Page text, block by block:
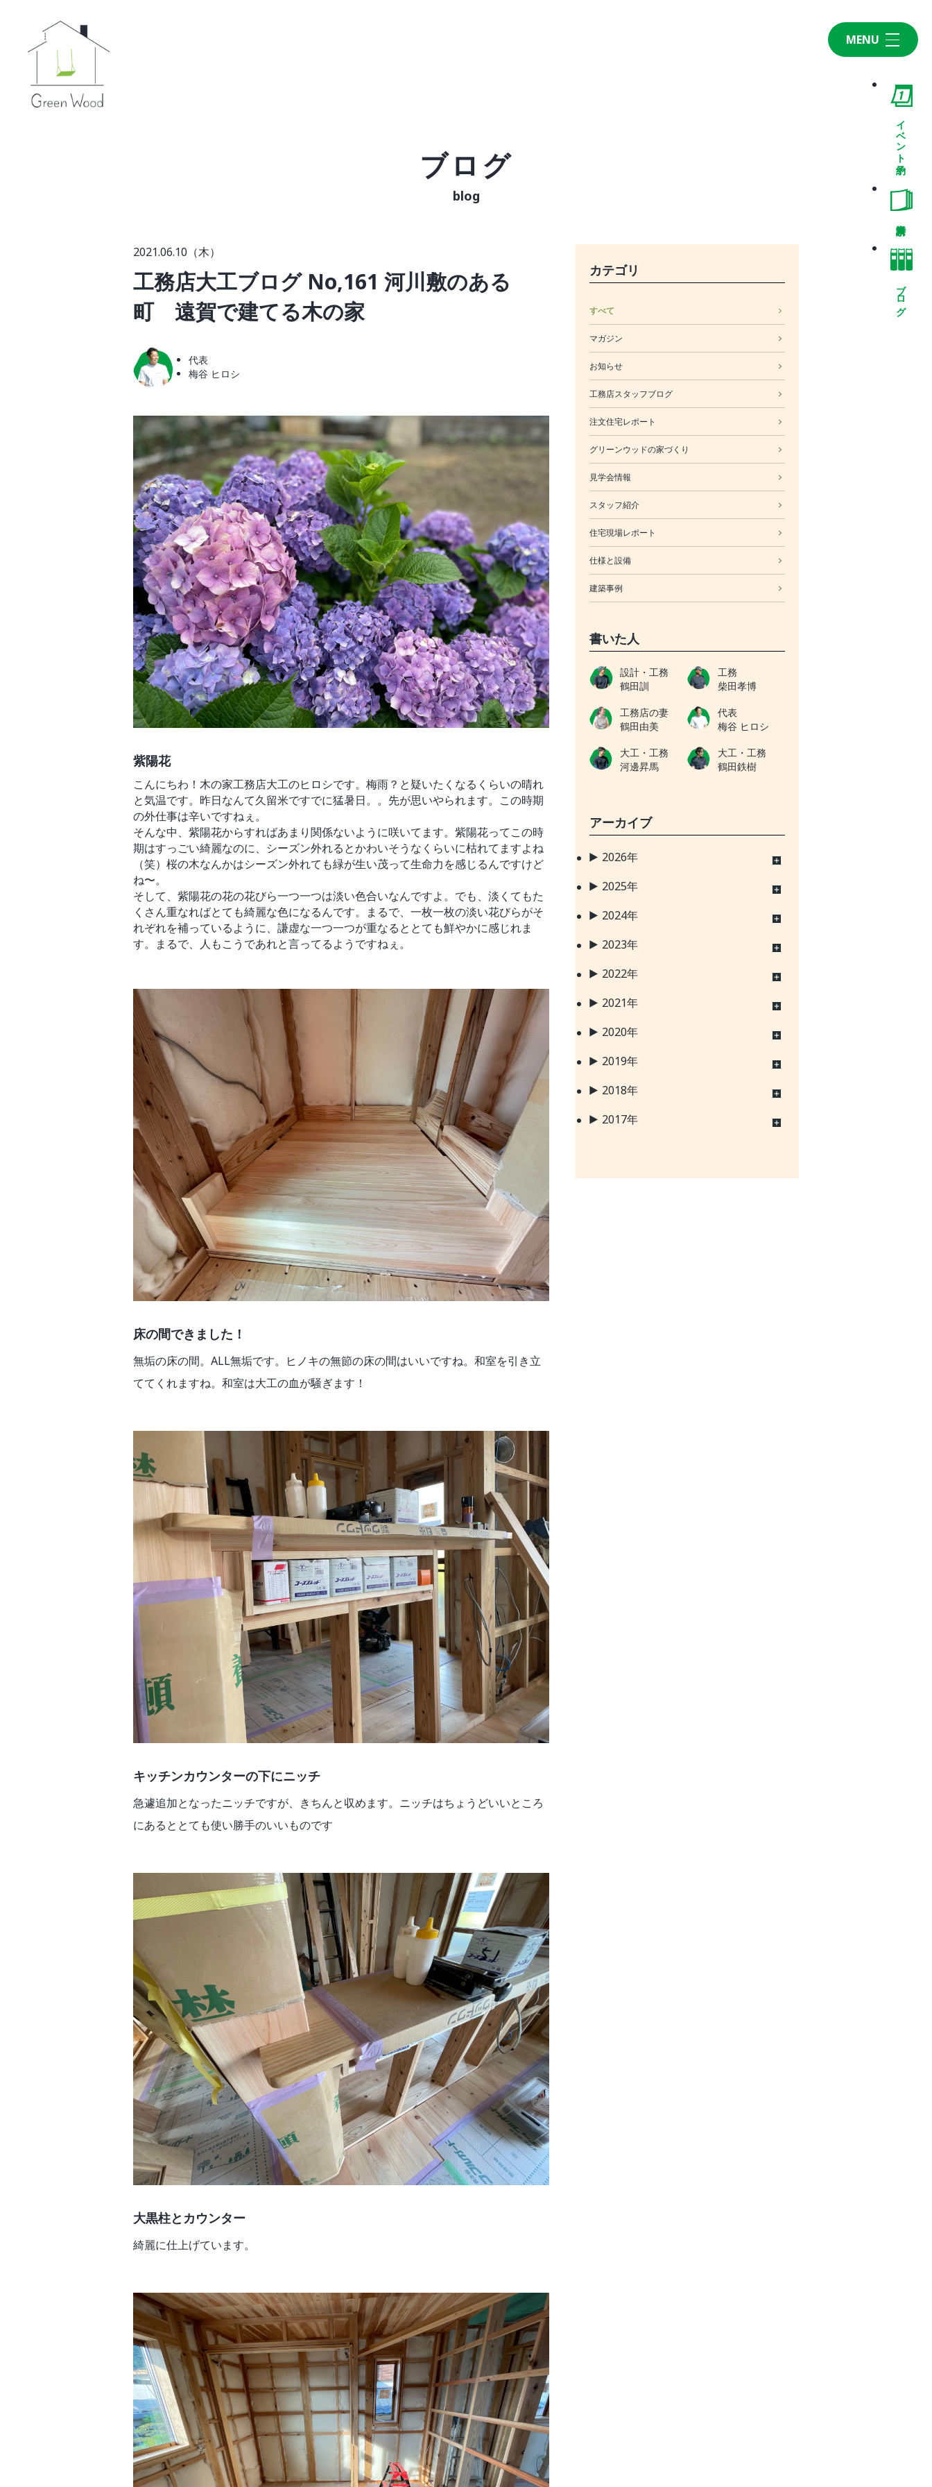
MENU
ABOUT
ブログ
お問い合わせ・資料請求
イベント予約
ブログ
ブログ
blog
2021.06.10（木）
工務店大工ブログ No,161 河川敷のある
町 遠賀で建てる木の家
代表
梅谷 ヒロシ
紫陽花
こんにちわ！木の家工務店大工のヒロシです。梅雨？と疑いたくなるくらいの晴れ
と気温です。昨日なんて久留米ですでに猛暑日。。先が思いやられます。この時期
の外仕事は辛いですねぇ。
そんな中、紫陽花からすればあまり関係ないように咲いてます。紫陽花ってこの時
期はすっごい綺麗なのに、シーズン外れるとかわいそうなくらいに枯れてますよね
（笑）桜の木なんかはシーズン外れても緑が生い茂って生命力を感じるんですけど
ね〜。
そして、紫陽花の花の花びら一つ一つは淡い色合いなんですよ。でも、淡くてもた
くさん重なればとても綺麗な色になるんです。まるで、一枚一枚の淡い花びらがそ
れぞれを補っているように、謙虚な一つ一つが重なるととても鮮やかに感じれま
す。まるで、人もこうであれと言ってるようですねぇ。
床の間できました！
無垢の床の間。ALL無垢です。ヒノキの無節の床の間はいいですね。和室を引き立
ててくれますね。和室は大工の血が騒ぎます！
キッチンカウンターの下にニッチ
急遽追加となったニッチですが、きちんと収めます。ニッチはちょうどいいところ
にあるととても使い勝手のいいものです
大黒柱とカウンター
綺麗に仕上げています。
カテゴリ
すべて
マガジン
お知らせ
工務店スタッフブログ
注文住宅レポート
グリーンウッドの家づくり
見学会情報
スタッフ紹介
住宅現場レポート
仕様と設備
建築事例
書いた人
設計・工務
鶴田訓
工務
柴田孝博
工務店の妻
鶴田由美
代表
梅谷 ヒロシ
大工・工務
河邊昇馬
大工・工務
鶴田鉄樹
アーカイブ
2026年
2025年
2024年
2023年
2022年
2021年
2020年
2019年
2018年
2017年